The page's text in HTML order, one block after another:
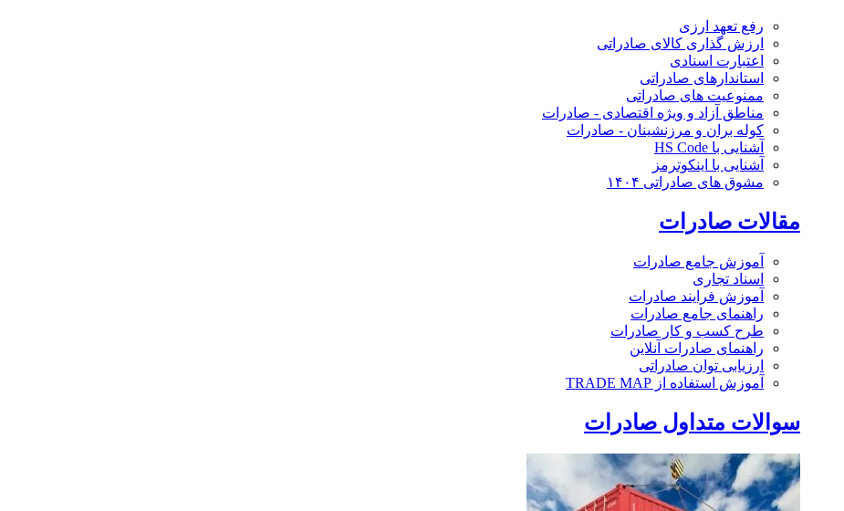
رفع تعهد ارزی
ارزش گذاری کالای صادراتی
اعتبارت اسنادی
استاندارهای صادراتی
ممنوعیت های صادراتی
مناطق آزاد و ویژه اقتصادی - صادرات
کوله بران و مرزنشینان - صادرات
آشنایی با HS Code
آشنایی با اینکوترمز
مشوق های صادراتی ۱۴۰۴
مقالات صادرات
آموزش جامع صادرات
اسناد تجاری
آموزش فرایند صادرات
راهنمای جامع صادرات
طرح کسب و کار صادرات
راهنمای صادرات آنلاین
ارزیابی توان صادراتی
آموزش استفاده از TRADE MAP
سوالات متداول صادرات